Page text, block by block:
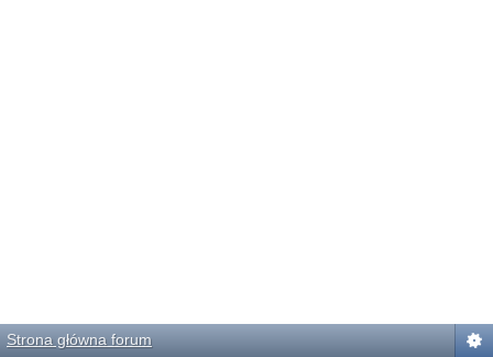
Strona główna forum